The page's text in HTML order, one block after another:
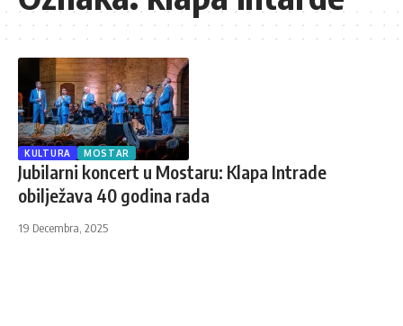
KULTURA MOSTAR
Jubilarni koncert u Mostaru: Klapa Intrade
obilježava 40 godina rada
19 Decembra, 2025